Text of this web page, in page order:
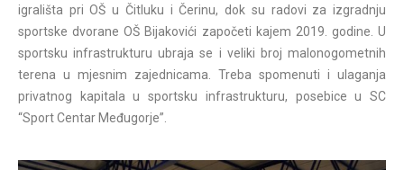
igrališta pri OŠ u Čitluku i Čerinu, dok su radovi za izgradnju
sportske dvorane OŠ Bijakovići započeti kajem 2019. godine. U
sportsku infrastrukturu ubraja se i veliki broj malonogometnih
terena u mjesnim zajednicama. Treba spomenuti i ulaganja
privatnog kapitala u sportsku infrastrukturu, posebice u SC
“Sport Centar Međugorje”.